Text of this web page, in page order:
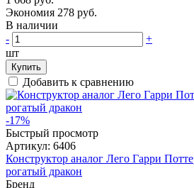
Экономия 278 руб.
В наличии
-
+
шт
Купить
Добавить к сравнению
-17%
Быстрый просмотр
Артикул: 6406
Конструктор аналог Лего Гарри
рогатый дракон
Бренд